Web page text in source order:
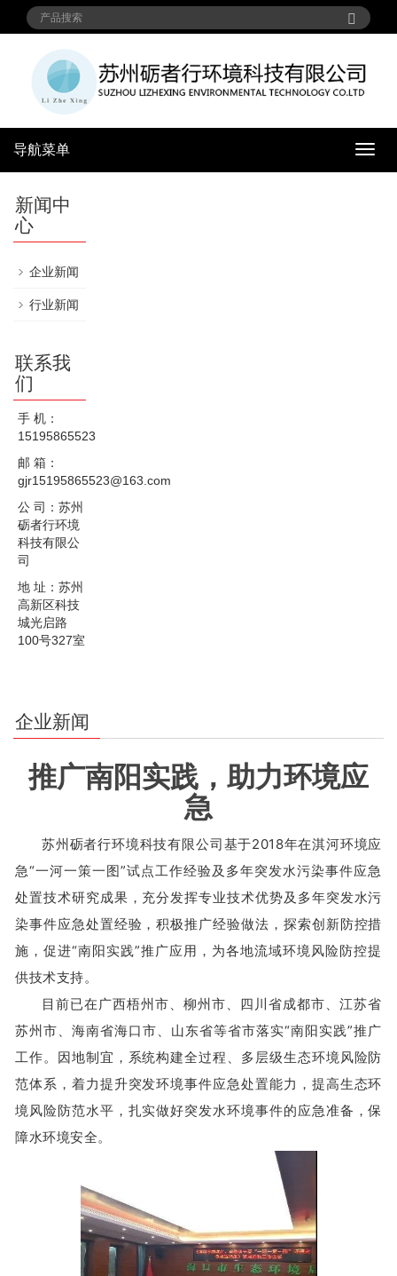
导
导航菜单
新闻中
心
企业新闻
行业新闻
联系我
们
手 机：
15195865523
邮 箱：
gjr15195865523@163.com
公 司：苏州
砺者行环境
科技有限公
司
地 址：苏州
高新区科技
城光启路
100号327室
企业新闻
推广南阳实践，助力环境应
急
苏州砺者行环境科技有限公司基于2018年在淇河环境应
急“一河一策一图”试点工作经验及多年突发水污染事件应急
处置技术研究成果，充分发挥专业技术优势及多年突发水污
染事件应急处置经验，积极推广经验做法，探索创新防控措
施，促进“南阳实践”推广应用，为各地流域环境风险防控提
供技术支持。
目前已在广西梧州市、柳州市、四川省成都市、江苏省
苏州市、海南省海口市、山东省等省市落实“南阳实践”推广
工作。因地制宜，系统构建全过程、多层级生态环境风险防
范体系，着力提升突发环境事件应急处置能力，提高生态环
境风险防范水平，扎实做好突发水环境事件的应急准备，保
障水环境安全。